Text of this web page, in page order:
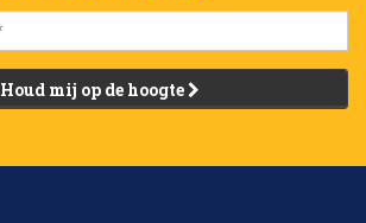
Houd mij op de hoogte